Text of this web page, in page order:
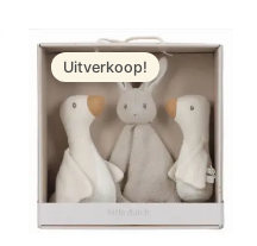
Uitverkoop!
Oorspronkelijke
prijs
was:
€ 29,99.
Huidige
prijs
is:
€ 23,99.